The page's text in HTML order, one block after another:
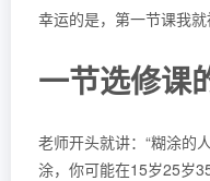
幸运的是，第一节课我
一节选修课
老师开头就讲：“糊涂的
涂，你可能在15岁25岁